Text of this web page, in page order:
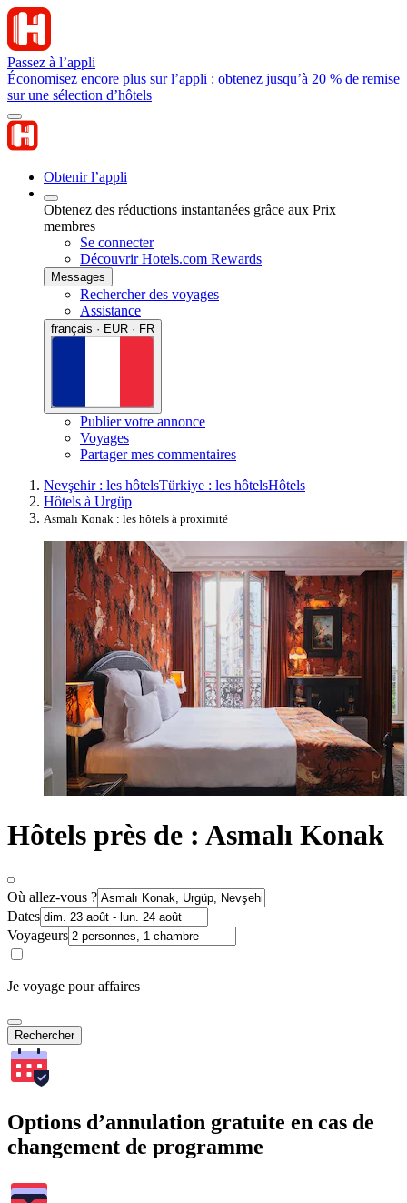
Passez à l’appli
Économisez encore plus sur l’appli : obtenez jusqu’à 20 % de remise
sur une sélection d’hôtels
Obtenir l’appli
Obtenez des réductions instantanées grâce aux Prix
membres
Se connecter
Découvrir Hotels.com Rewards
Messages
Rechercher des voyages
Assistance
français · EUR · FR
Publier votre annonce
Voyages
Partager mes commentaires
Nevşehir : les hôtelsTürkiye : les hôtelsHôtels
Hôtels à Urgüp
Asmalı Konak : les hôtels à proximité
Hôtels près de : Asmalı Konak
Où allez-vous ?
Dates
Voyageurs
Je voyage pour affaires
Rechercher
Options d’annulation gratuite en cas de
changement de programme